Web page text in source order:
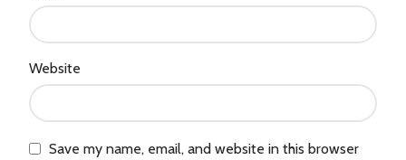
Website
Save my name, email, and website in this browser